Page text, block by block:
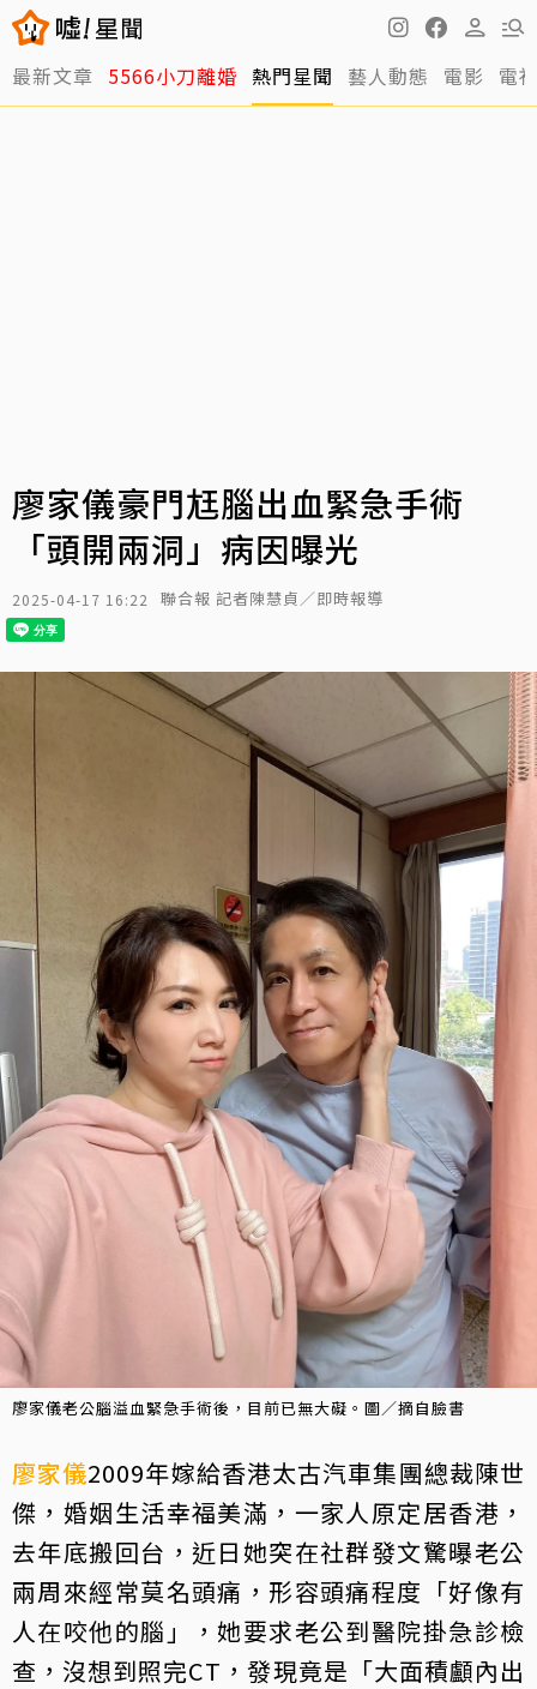
最新文章 5566小刀離婚 熱門星聞 藝人動態 電影 電
廖家儀豪門尪腦出血緊急手術
「頭開兩洞」病因曝光
2025-04-17 16:22 聯合報 記者陳慧貞／即時報導
廖家儀老公腦溢血緊急手術後，目前已無大礙。圖／摘自臉書
廖家儀2009年嫁給香港太古汽車集團總裁陳世
傑，婚姻生活幸福美滿，一家人原定居香港，
去年底搬回台，近日她突在社群發文驚曝老公
兩周來經常莫名頭痛，形容頭痛程度「好像有
人在咬他的腦」，她要求老公到醫院掛急診檢
查，沒想到照完CT，發現竟是「大面積顱內出